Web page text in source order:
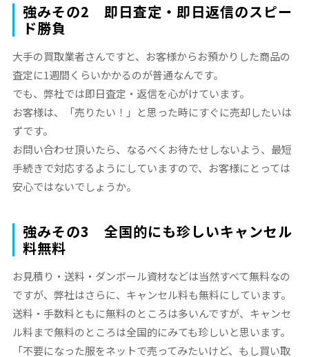
強みその2 即日査定・即日返信のスピー
ド勝負
大手の買取業者さんですと、お客様からお預かりした商品の
査定に1週間くらいかかるのが普通なんです。
でも、弊社では即日査定・返信を心がけています。
お客様は、「売りたい！」と思った時にすぐに売却したいは
ずです。
お問い合わせ頂いたら、なるべくお待たせしないよう、最短
手続きで対応するようにしていますので、お客様にとっては
安心ではないでしょうか。
強みその3 全国的にも珍しいキャンセル
料無料
お見積り・送料・ダンボール資材などは当然すべて無料なの
ですが、弊社はさらに、キャンセル料も無料にしています。
送料・手数料ともに無料のところは多いんですが、キャンセ
ル料まで無料のところは全国的にみても珍しいと思います。
「不要になった服をネットで売ってみたいけど、もし買い取